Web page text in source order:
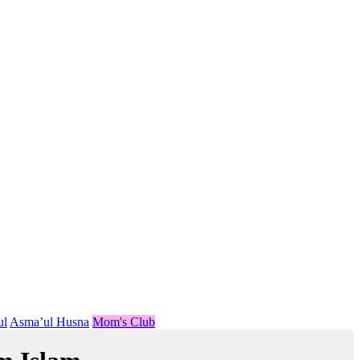
Asma’ul Husna Mom's Club